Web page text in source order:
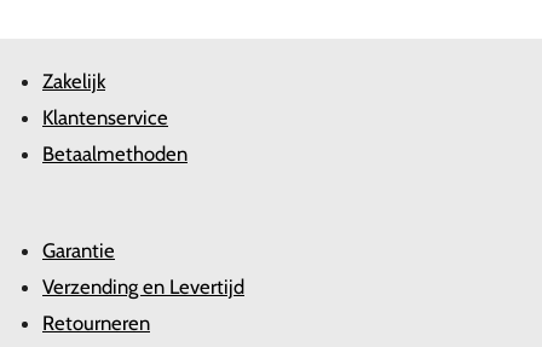
Zakelijk
Klantenservice
Betaalmethoden
Garantie
Verzending en Levertijd
Retourneren